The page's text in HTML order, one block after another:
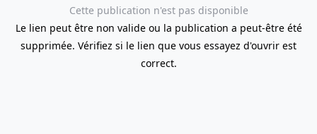
Cette publication n'est pas disponible
Le lien peut être non valide ou la publication a peut-être été
supprimée. Vérifiez si le lien que vous essayez d'ouvrir est
correct.